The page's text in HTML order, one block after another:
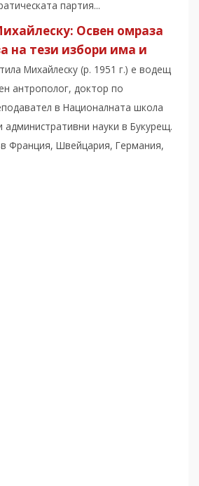
партия...
Освен омраза
на тези избори има и
Михайлеску (р. 1951 г.) е водещ
антрополог, доктор по
в Националната школа
административни науки в Букурещ.
Франция, Швейцария, Германия,